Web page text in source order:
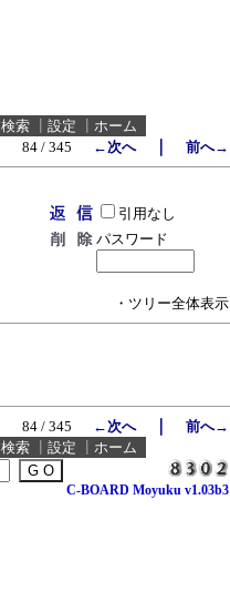
検索 設定
ホーム
84 / 345
←次へ｜ 前へ→
引用なし
パスワード
・ツリー全体表示
84 / 345 ←次へ｜ 前へ→
検索 設定
ホーム
C-BOARD Moyuku v1.03b3